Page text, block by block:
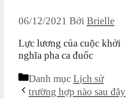
06/12/2021 Bởi Brielle
Lực lương của cuộc khởi
nghĩa pha ca đuốc
Danh mục Lịch sử
trường hợp nào sau đây